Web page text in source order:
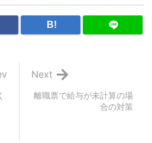
B!
離職票で給与が未計算の場
合の対策
Next